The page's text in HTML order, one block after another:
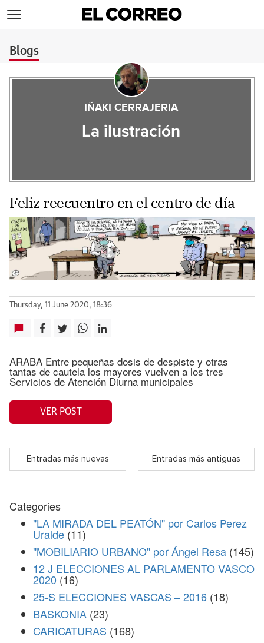
Blogs
IÑAKI CERRAJERIA
La ilustración
Feliz reecuentro en el centro de día
Thursday, 11 June 2020, 18:36
ARABA Entre pequeñas dosis de despiste y otras
tantas de cautela los mayores vuelven a los tres
Servicios de Atención Diurna municipales
VER POST
Entradas más nuevas Entradas más antiguas
Categories
"LA MIRADA DEL PEATÓN" por Carlos Perez
Uralde (11)
"MOBILIARIO URBANO" por Ángel Resa (145)
12 J ELECCIONES AL PARLAMENTO VASCO
2020 (16)
25-S ELECCIONES VASCAS – 2016 (18)
BASKONIA (23)
CARICATURAS (168)